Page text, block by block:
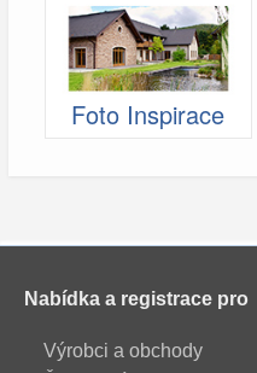
Foto Inspirace
Nabídka a registrace pro
Výrobci a obchody